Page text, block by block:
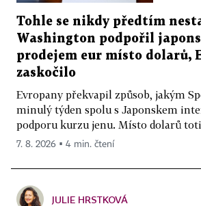
Tohle se nikdy předtím
Washington podpořil
prodejem eur místo dolarů,
zaskočilo
Evropany překvapil způsob, jakým
minulý týden spolu s Japonskem
podporu kurzu jenu. Místo dolarů
7. 8. 2026 ▪ 4 min. čtení
JULIE HRSTKOVÁ